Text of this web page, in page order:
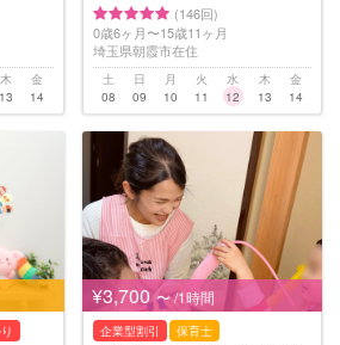
木
13
金
14
(146回)
0歳6ヶ月〜15歳11ヶ月
埼玉県朝霞市在住
土
08
日
09
月
10
火
11
水
12
木
13
金
14
¥3,700 〜 /1時間
企業型割引 保育士